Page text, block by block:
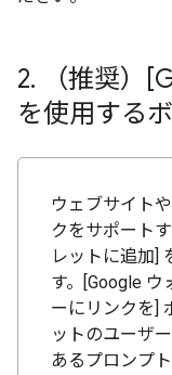
2. （推奨）
を使用する
ウェブサイト
クをサポート
レットに追加]
す。[Google
ーにリンクを]
ットのユーザ
あるプロンプ